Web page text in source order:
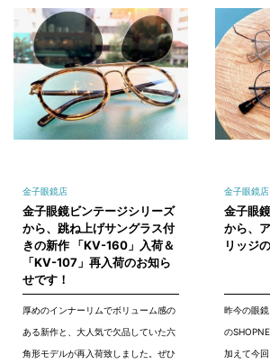
金子眼鏡店
金子眼鏡ビンテージシリーズ
から、跳ね上げサングラス付
きの新作 「KV-160」入荷＆
「KV-107」再入荷のお知ら
せです！
厚めのインナーリムでボリューム感の
ある新作と、大人気で欠品していた六
角形モデルが再入荷致しました。ぜひ
金子眼鏡店
金子眼
から、
リッジ
昨今の眼
の
加えて今